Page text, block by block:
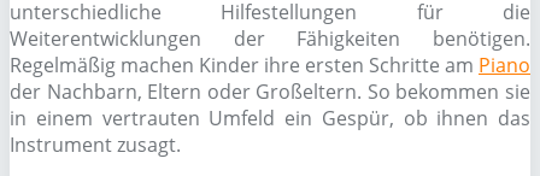
unterschiedliche Hilfestellungen für die
Weiterentwicklungen der Fähigkeiten benötigen.
Regelmäßig machen Kinder ihre ersten Schritte am Piano
der Nachbarn, Eltern oder Großeltern. So bekommen sie
in einem vertrauten Umfeld ein Gespür, ob ihnen das
Instrument zusagt.